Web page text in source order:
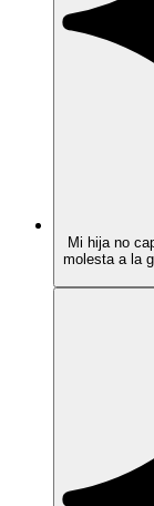
Mi hija no
molesta a la